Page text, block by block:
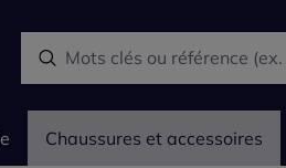
Chaussures et accessoires